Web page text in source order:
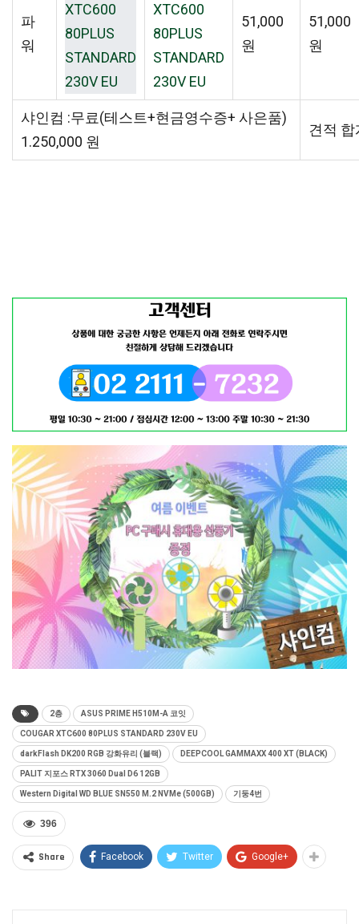
파
워
XTC600
80PLUS
STANDARD
230V EU
51,000
원
51,000
원
샤인컴 :무료(테스트+현금영수증+ 사은품)
1.250,000 원
견적 합
2층 ASUS PRIME H510M-A 코잇
COUGAR XTC600 80PLUS STANDARD 230V EU
darkFlash DK200 RGB 강화유리 (블랙) DEEPCOOL GAMMAXX 400 XT (BLACK)
PALIT 지포스 RTX 3060 Dual D6 12GB
Western Digital WD BLUE SN550 M.2 NVMe (500GB) 기둥4번
396
Share Facebook Twitter Google+